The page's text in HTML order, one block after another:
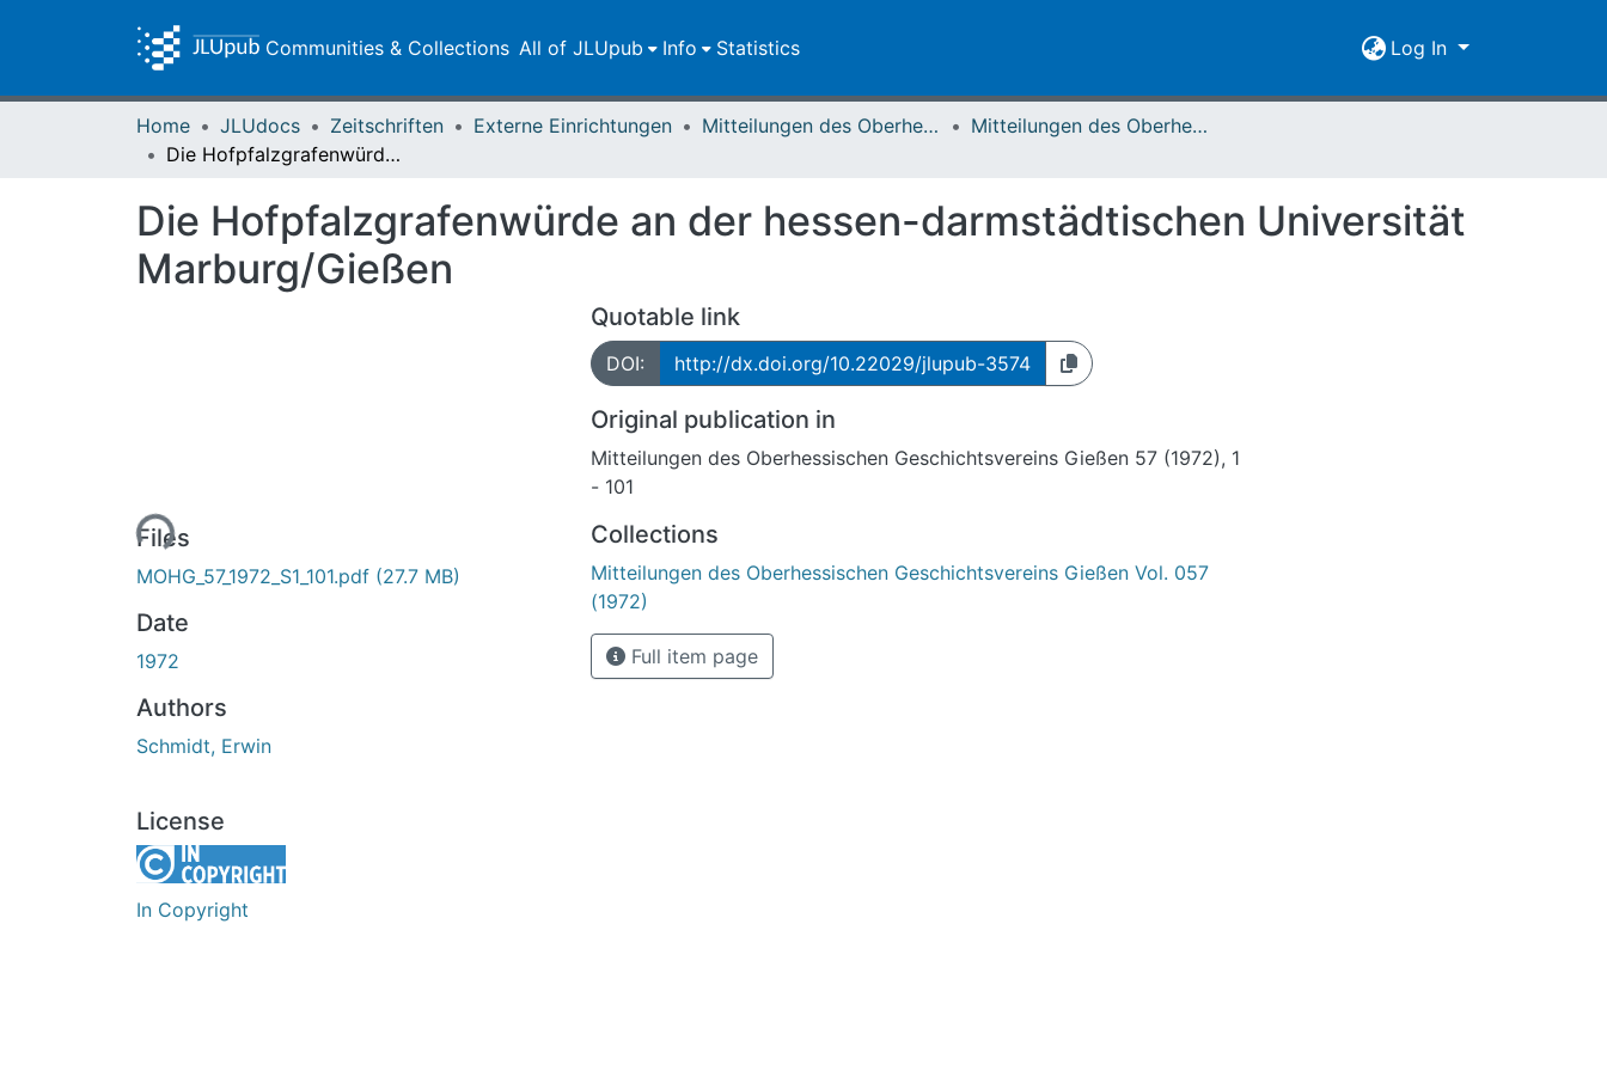
Communities & Collections All of JLUpub Info Statistics Log In
Home JLUdocs Zeitschriften Externe Einrichtungen Mitteilungen des Oberhessischen Geschichtsvereins Gießen
Mitteilungen des Oberhessischen Geschichtsvereins Gießen Vol. 057 (1972)
Die Hofpfalzgrafenwürde an der hessen-darmstädtischen Universität Marburg/Gießen
Die Hofpfalzgrafenwürde an der hessen-darmstädtischen Universität
Marburg/Gießen
Loading...
Files
MOHG_57_1972_S1_101.pdf (27.7 MB)
Date
1972
Authors
Schmidt, Erwin
License
In Copyright
Quotable link
DOI: http://dx.doi.org/10.22029/jlupub-3574
Original publication in
Mitteilungen des Oberhessischen Geschichtsvereins Gießen 57 (1972), 1
- 101
Collections
Mitteilungen des Oberhessischen Geschichtsvereins Gießen Vol. 057
(1972)
Full item page